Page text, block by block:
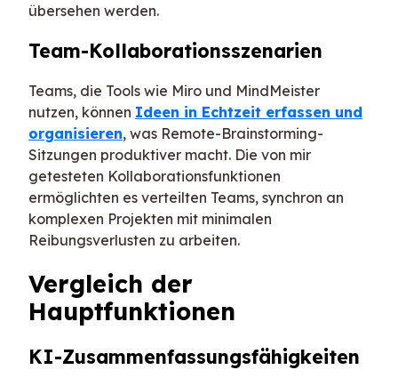
übersehen werden.
Team-Kollaborationsszenarien
Teams, die Tools wie Miro und MindMeister
nutzen, können Ideen in Echtzeit erfassen und
organisieren, was Remote-Brainstorming-
Sitzungen produktiver macht. Die von mir
getesteten Kollaborationsfunktionen
ermöglichten es verteilten Teams, synchron an
komplexen Projekten mit minimalen
Reibungsverlusten zu arbeiten.
Vergleich der
Hauptfunktionen
KI-Zusammenfassungsfähigkeiten